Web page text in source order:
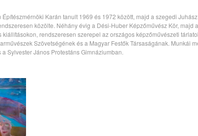
Karán tanult 1969 és 1972 között, majd a szegedi
közölte. Néhány évig a Dési-Huber Képzőművész Kör,
kiállításokon, rendszeresen szerepel az országos képzőművészeti
Szövetségének és a Magyar Festők Társaságának. Munkái
Sylvester János Protestáns Gimnáziumban.